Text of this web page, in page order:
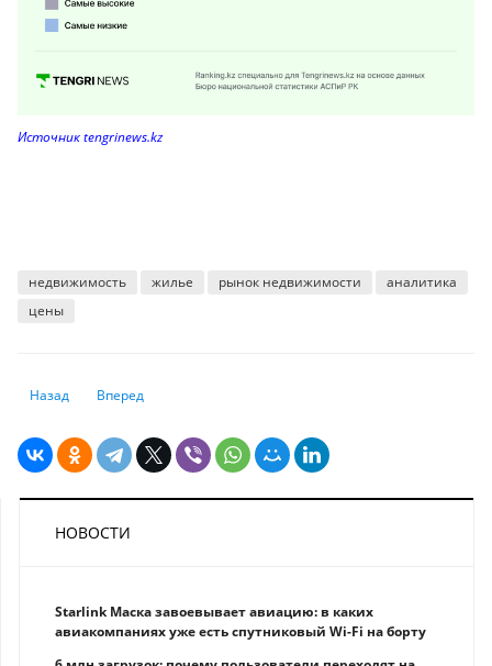
Источник tengrinews.kz
недвижимость жилье рынок недвижимости
аналитика
цены
Предыдущий: Как проверить надежность иностранного брокера
Назад Следующий: Продавцам недвижимости в Казахстане
Вперед
НОВОСТИ
Starlink Маска завоевывает авиацию: в каких
авиакомпаниях уже есть спутниковый Wi-Fi на борту